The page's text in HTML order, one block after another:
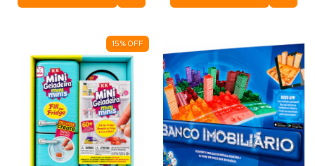
15% OFF